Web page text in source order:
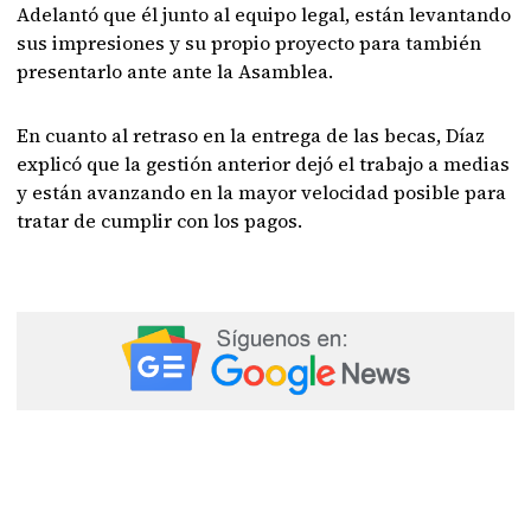
Adelantó que él junto al equipo legal, están levantando
sus impresiones y su propio proyecto para también
presentarlo ante ante la Asamblea.
En cuanto al retraso en la entrega de las becas, Díaz
explicó que la gestión anterior dejó el trabajo a medias
y están avanzando en la mayor velocidad posible para
tratar de cumplir con los pagos.